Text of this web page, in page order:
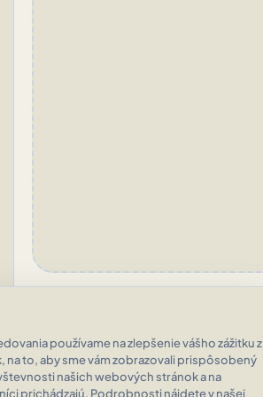
používame na zlepšenie vášho zážitku z
to, aby sme vám zobrazovali prispôsobený
našich webových stránok a na
prichádzajú. Podrobnosti nájdete v našej